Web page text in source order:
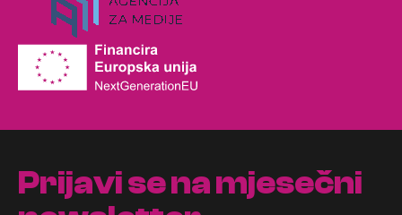
Prijavi se na mjesečni